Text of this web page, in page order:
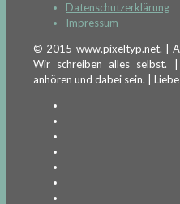
Datenschutzerklärung
Impressum
© 2015 www.pixeltyp.net. |
Wir schreiben alles selbst.
anhören und dabei sein. |